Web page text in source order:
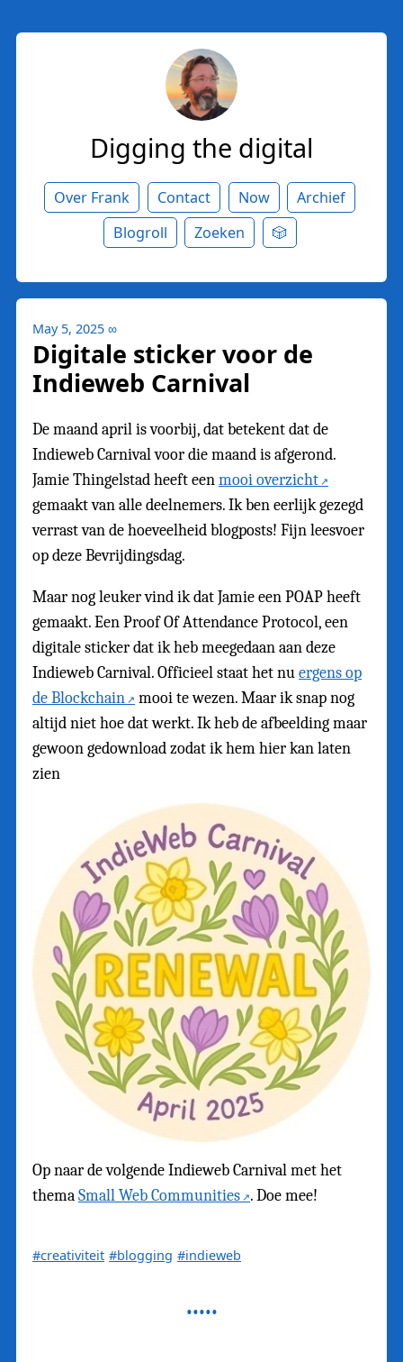
Digging the digital
Over Frank Contact Now
Archief
Blogroll
Zoeken 🎲
May 5, 2025 ∞
Digitale sticker voor de
Indieweb Carnival
De maand april is voorbij, dat betekent dat de
Indieweb Carnival voor die maand is afgerond.
Jamie Thingelstad heeft eenmooi overzicht
gemaakt van alle deelnemers. Ik ben eerlijk gezegd
verrast van de hoeveelheid blogposts! Fijn leesvoer
op deze Bevrijdingsdag.
Maar nog leuker vind ik dat Jamie een POAP heeft
gemaakt. Een Proof Of Attendance Protocol, een
digitale sticker dat ik heb meegedaan aan deze
Indieweb Carnival. Officieel staat het nuergens op
de Blockchain
mooi te wezen. Maar ik snap nog
altijd niet hoe dat werkt. Ik heb de afbeelding maar
gewoon gedownload zodat ik hem hier kan laten
zien
Op naar de volgende Indieweb Carnival met het
themaSmall Web Communities . Doe mee!
#creativiteit #blogging #indieweb